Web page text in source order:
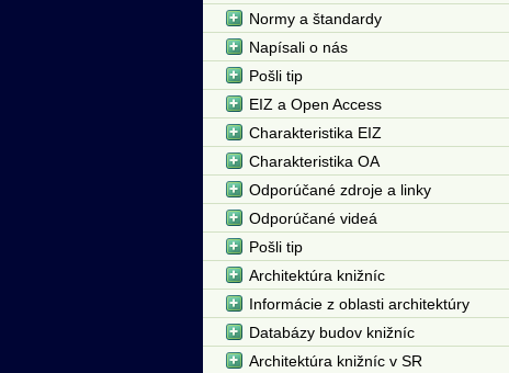
Normy a štandardy
Napísali o nás
Pošli tip
EIZ a Open Access
Charakteristika EIZ
Charakteristika OA
Odporúčané zdroje a linky
Odporúčané videá
Pošli tip
Architektúra knižníc
Informácie z oblasti architektúry
Databázy budov knižníc
Architektúra knižníc v SR